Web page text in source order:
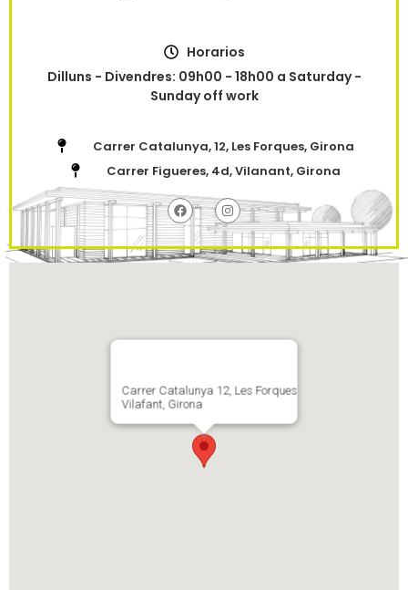
Horarios
Dilluns - Divendres: 09h00 - 18h00 a Saturday -
Sunday off work
Carrer Catalunya, 12, Les Forques, Girona
Carrer Figueres, 4d, Vilanant, Girona
Carrer Catalunya 12, Les Forques
Vilafant, Girona